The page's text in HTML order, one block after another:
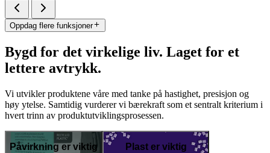
Oppdag flere funksjoner
Bygd for det virkelige liv. Laget for et
lettere avtrykk.
Vi utvikler produktene våre med tanke på hastighet, presisjon og
høy ytelse. Samtidig vurderer vi bærekraft som et sentralt kriterium i
hvert trinn av produktutviklingsprosessen.
Påvirkning er viktig Plast er viktig